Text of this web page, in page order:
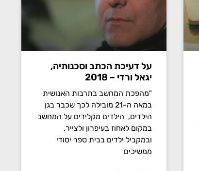
על דעיכת הכתב וסכנותיה,
יגאל ורדי – 2018
"מהפכת המחשב בתרבות האנושית
במאה ה-21 מובילה לכך שכבר בגן
הילדים, הילדים מקלידים על המחשב
במקום לאחוז בעיפרון ולצייר,
ובמקביל ילדים בבית ספר יסודי
ממשיכים